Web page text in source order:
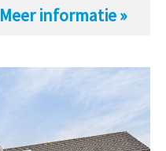
Meer informatie »